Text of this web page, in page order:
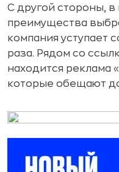
С другой стороны, в
преимущества
компания уступает
раза. Рядом со
находится реклама
которые обещают